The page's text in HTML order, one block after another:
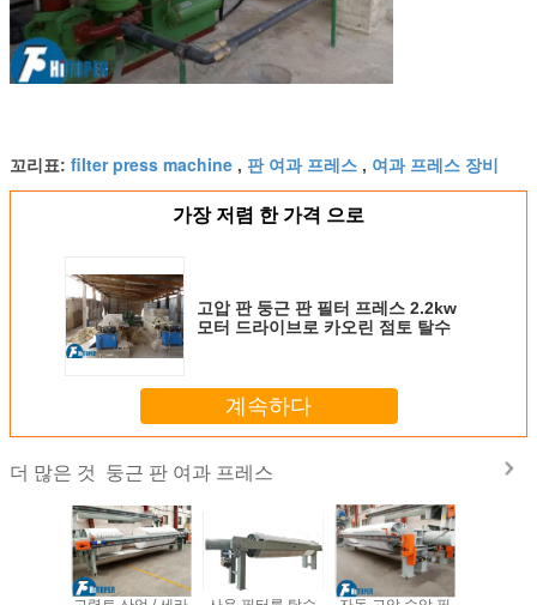
꼬리표: filter press machine , 판 여과 프레스 , 여과 프레스 장비
가장 저렴 한 가격 으로
고압 판 둥근 판 필터 프레스 2.2kw
모터 드라이브로 카오린 점토 탈수
계속하다
더 많은 것 둥근 판 여과 프레스